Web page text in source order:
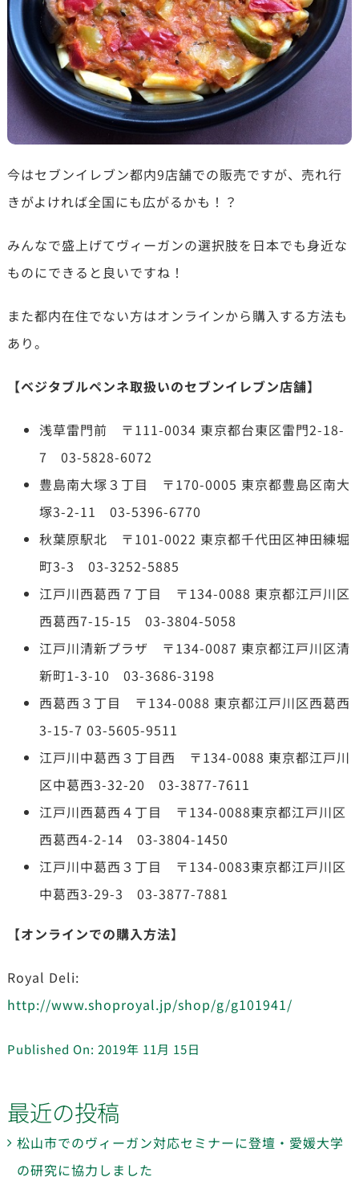
今はセブンイレブン都内9店舗での販売ですが、売れ行
きがよければ全国にも広がるかも！？
みんなで盛上げてヴィーガンの選択肢を日本でも身近な
ものにできると良いですね！
また都内在住でない方はオンラインから購入する方法も
あり。
【ベジタブルペンネ取扱いのセブンイレブン店舗】
浅草雷門前 〒111-0034 東京都台東区雷門2-18-
7 03-5828-6072
豊島南大塚３丁目 〒170-0005 東京都豊島区南大
塚3-2-11 03-5396-6770
秋葉原駅北 〒101-0022 東京都千代田区神田練堀
町3-3 03-3252-5885
江戸川西葛西７丁目 〒134-0088 東京都江戸川区
西葛西7-15-15 03-3804-5058
江戸川清新プラザ 〒134-0087 東京都江戸川区清
新町1-3-10 03-3686-3198
西葛西３丁目 〒134-0088 東京都江戸川区西葛西
3-15-7 03-5605-9511
江戸川中葛西３丁目西 〒134-0088 東京都江戸川
区中葛西3-32-20 03-3877-7611
江戸川西葛西４丁目 〒134-0088東京都江戸川区
西葛西4-2-14 03-3804-1450
江戸川中葛西３丁目 〒134-0083東京都江戸川区
中葛西3-29-3 03-3877-7881
【オンラインでの購入方法】
Royal Deli:
http://www.shoproyal.jp/shop/g/g101941/
Published On: 2019年 11月 15日
最近の投稿
松山市でのヴィーガン対応セミナーに登壇・愛媛大学
の研究に協力しました